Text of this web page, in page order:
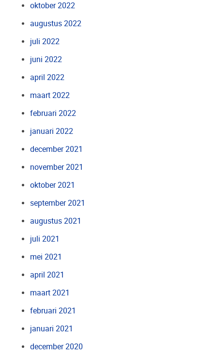
oktober 2022
augustus 2022
juli 2022
juni 2022
april 2022
maart 2022
februari 2022
januari 2022
december 2021
november 2021
oktober 2021
september 2021
augustus 2021
juli 2021
mei 2021
april 2021
maart 2021
februari 2021
januari 2021
december 2020